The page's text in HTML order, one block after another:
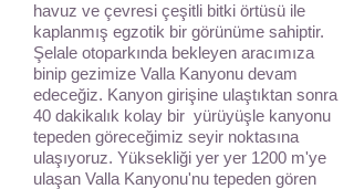
havuz ve çevresi çeşitli bitki örtüsü ile
kaplanmış egzotik bir görünüme sahiptir.
Şelale otoparkında bekleyen aracımıza
binip gezimize Valla Kanyonu devam
edeceğiz. Kanyon girişine ulaştıktan sonra
40 dakikalık kolay bir yürüyüşle kanyonu
tepeden göreceğimiz seyir noktasına
ulaşıyoruz. Yüksekliği yer yer 1200 m'ye
ulaşan Valla Kanyonu'nu tepeden gören